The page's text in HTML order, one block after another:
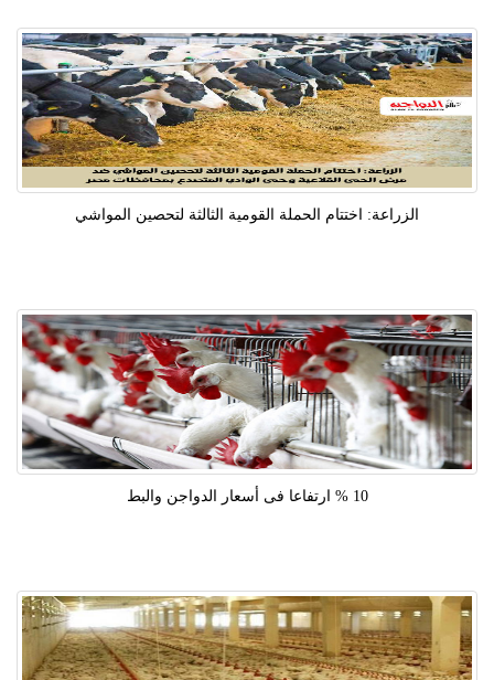
الزراعة: اختتام الحملة القومية الثالثة لتحصين المواشي
10 % ارتفاعا فى أسعار الدواجن والبط